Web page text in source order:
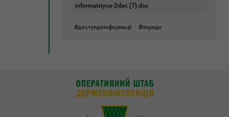
informatsiyua-2doc (7).doc
#доступдоінформації #порядо